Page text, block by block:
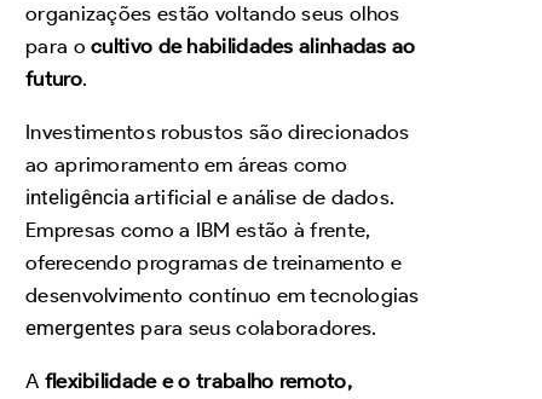
organizações estão voltando seus olhos
para ocultivo de habilidades alinhadas ao
futuro.
Investimentos robustos são direcionados
ao aprimoramento em áreas como
inteligência artificial e análise de dados.
Empresas como a IBM estão à frente,
oferecendo programas de treinamento e
desenvolvimento contínuo em tecnologias
emergentes para seus colaboradores.
A flexibilidade e o trabalho remoto,